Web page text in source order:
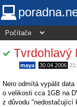
Tvrdohlavý
maya 30.04.2006
Nero odmítá vypálit
o velikosti cca 1GB na
z důvodu "nedostačující